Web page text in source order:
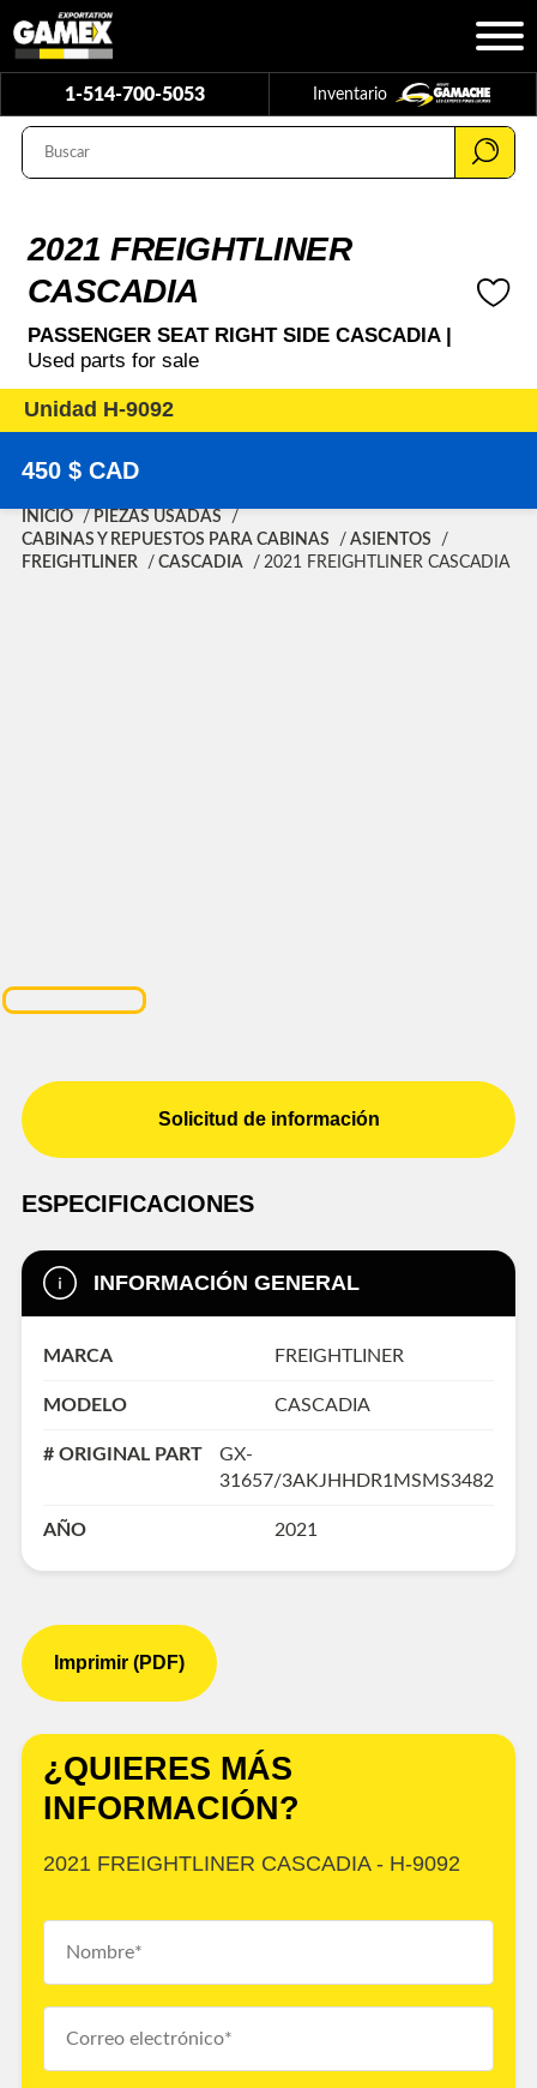
1-514-700-5053 Inventario
2021 FREIGHTLINER
CASCADIA
PASSENGER SEAT RIGHT SIDE CASCADIA |
Used parts for sale
Unidad H-9092
450 $ CAD
INICIO
PIEZAS USADAS
CABINAS Y REPUESTOS PARA CABINAS
ASIENTOS
FREIGHTLINER
CASCADIA 2021 FREIGHTLINER CASCADIA
Solicitud de información
ESPECIFICACIONES
INFORMACIÓN GENERAL
MARCA FREIGHTLINER
MODELO CASCADIA
# ORIGINAL PART
GX-
31657/3AKJHHDR1MSMS3482
AÑO 2021
Imprimir (PDF)
¿QUIERES MÁS
INFORMACIÓN?
2021 FREIGHTLINER CASCADIA - H-9092